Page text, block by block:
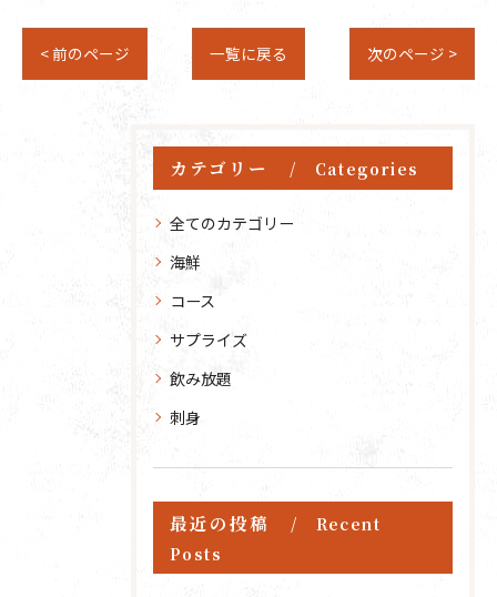
< 前のページ 一覧に戻る 次のページ >
カテゴリー Categories
全てのカテゴリー
海鮮
コース
サプライズ
飲み放題
刺身
最近の投稿
Recent
Posts